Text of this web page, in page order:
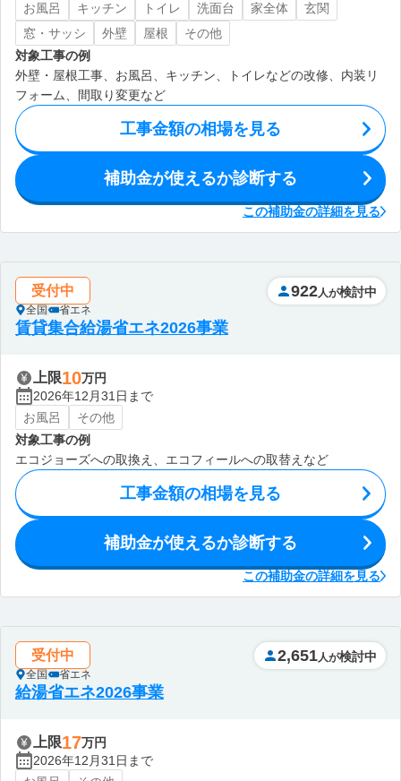
お風呂
キッチン トイレ 洗面台 家全体
玄関
窓・サッシ
外壁 屋根
その他
対象工事の例
外壁・屋根工事、お風呂、キッチン、トイレなどの改修、内装リ
フォーム、間取り変更など
工事金額の相場を見る
補助金が使えるか診断する
この補助金の詳細を見る
受付中
全国 省エネ
922 人が検討中
賃貸集合給湯省エネ2026事業
上限10万円
2026年12月31日まで
お風呂
その他
対象工事の例
エコジョーズへの取換え、エコフィールへの取替えなど
工事金額の相場を見る
補助金が使えるか診断する
この補助金の詳細を見る
受付中
全国 省エネ
2,651 人が検討中
給湯省エネ2026事業
上限17万円
2026年12月31日まで